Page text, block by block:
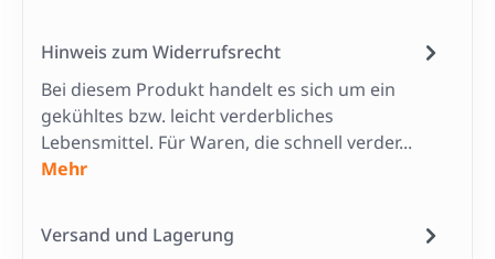
Hinweis zum Widerrufsrecht
Bei diesem Produkt handelt es sich um ein
gekühltes bzw. leicht verderbliches
Lebensmittel. Für Waren, die schnell verder...
Mehr
Versand und Lagerung